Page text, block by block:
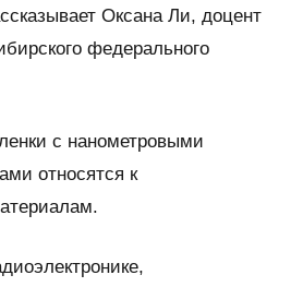
Оксана Ли, доцент
федерального
с нанометровыми
относятся к